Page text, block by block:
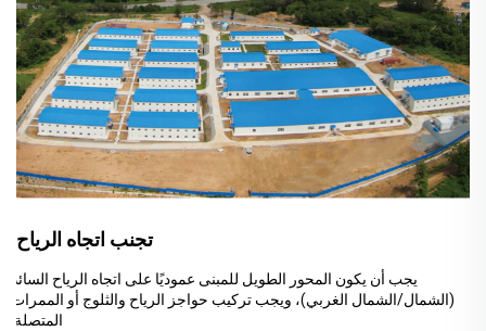
تجنب اتجاه الرياح:
يجب أن يكون المحور الطويل للمبنى عموديًا على اتجاه الرياح السائد
(الشمال/الشمال الغربي)، ويجب تركيب حواجز الرياح والثلوج أو الممرات
المتصلة.